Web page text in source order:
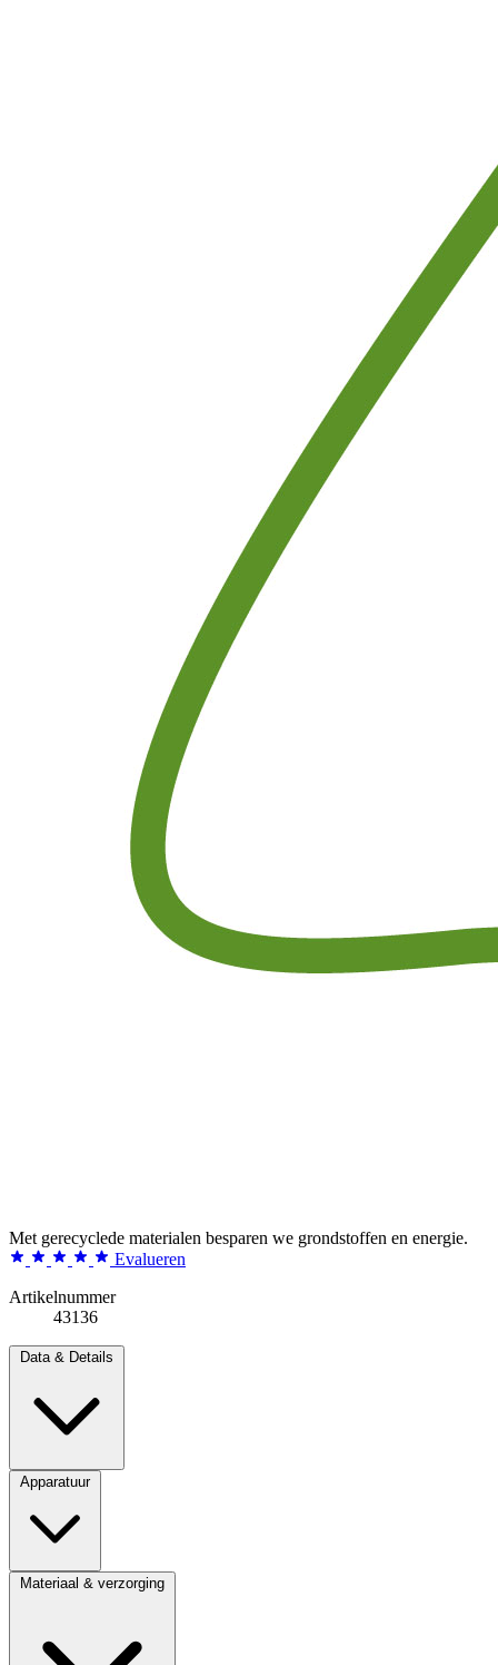
Met gerecyclede materialen besparen we grondstoffen en energie.
Evalueren
Artikelnummer
43136
Data & Details
Apparatuur
Materiaal & verzorging